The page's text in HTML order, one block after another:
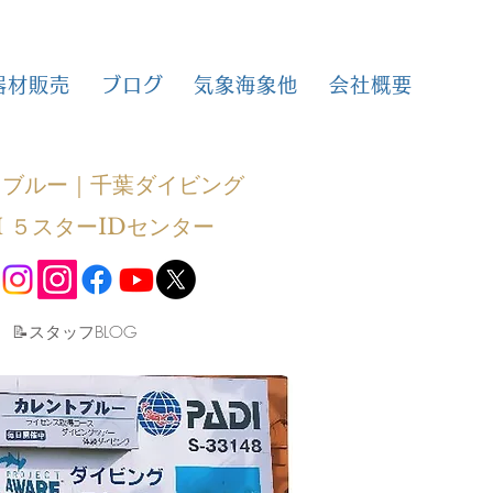
材販売 ブログ 気象海象他 会社概要
ルー｜千葉ダイビング
スターIDセンター
​📝スタッフBLOG